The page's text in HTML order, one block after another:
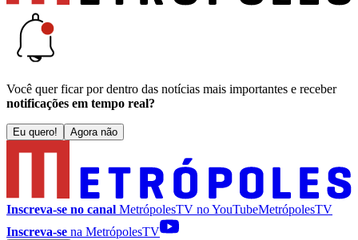
Você quer ficar por dentro das notícias mais importantes e receber
notificações em tempo real?
Eu quero! Agora não
Inscreva-se no canal MetrópolesTV noYouTubeMetrópolesTV
Inscreva-se na MetrópolesTV